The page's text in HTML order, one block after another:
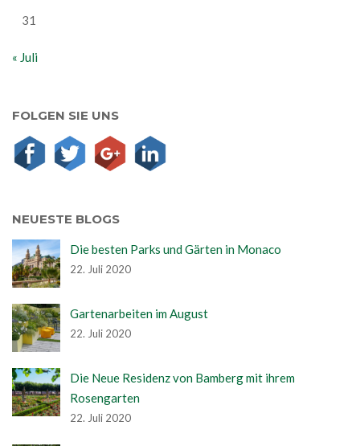
31
« Juli
FOLGEN SIE UNS
NEUESTE BLOGS
Die besten Parks und Gärten in Monaco
22. Juli 2020
Gartenarbeiten im August
22. Juli 2020
Die Neue Residenz von Bamberg mit ihrem
Rosengarten
22. Juli 2020